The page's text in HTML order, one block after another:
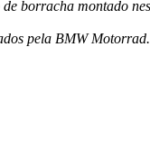
borracha montado
pela BMW